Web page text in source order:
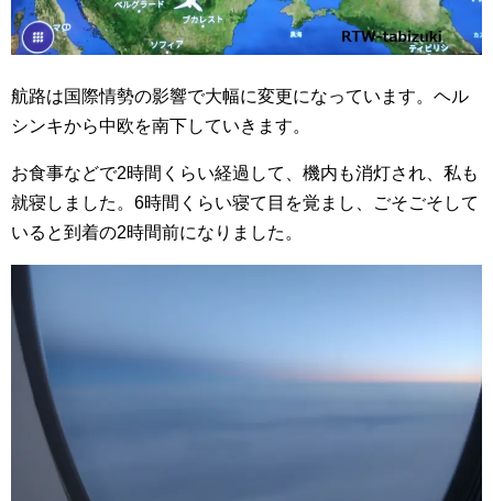
航路は国際情勢の影響で大幅に変更になっています。ヘル
シンキから中欧を南下していきます。
お食事などで2時間くらい経過して、機内も消灯され、私も
就寝しました。6時間くらい寝て目を覚まし、ごそごそして
いると到着の2時間前になりました。